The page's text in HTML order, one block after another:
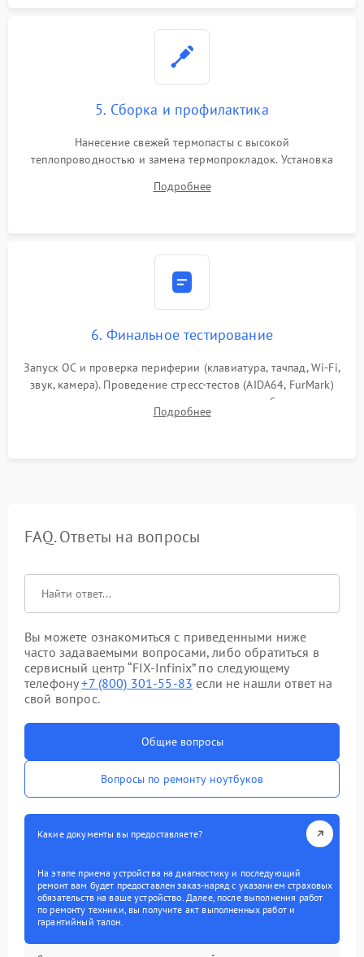
5. Сборка и профилактика
Нанесение свежей термопасты с высокой
теплопроводностью и замена термопрокладок. Установка
шлейфов, модулей памяти и накопителей. Предварительная
Подробнее
6. Финальное тестирование
Запуск ОС и проверка периферии (клавиатура, тачпад, Wi-Fi,
звук, камера). Проведение стресс-тестов (AIDA64, FurMark)
для контроля температурного режима и стабильности
системы под пиковой нагрузкой.
Подробнее
FAQ. Ответы на вопросы
Вы можете ознакомиться с приведенными ниже
часто задаваемыми вопросами, либо обратиться в
сервисный центр “FIX-Infinix” по следующему
телефону+7 (800) 301-55-83 если не нашли ответ на
свой вопрос.
Общие вопросы
Вопросы по ремонту ноутбуков
Какие документы вы предоставляете?
На этапе приема устройства на диагностику и последующий
ремонт вам будет предоставлен заказ-наряд с указанием страховых
обязательств на ваше устройство. Далее, после выполнения работ
по ремонту техники, вы получите акт выполненных работ и
гарантийный талон.